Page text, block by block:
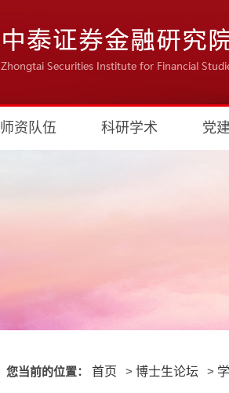
师资队伍 科研学术 党
您当前的位置： 首页 > 博士生论坛 >